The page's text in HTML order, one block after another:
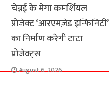
चेन्नई के मेगा कमर्शियल
प्रोजेक्ट ‘आरएमज़ेड इन्फिनिटी’
का निर्माण करेगी टाटा
प्रोजेक्ट्स
August 6, 2026